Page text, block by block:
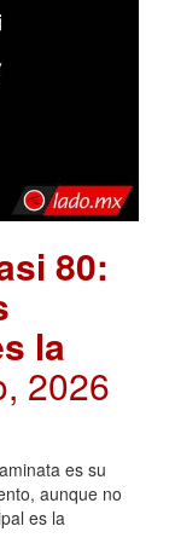
80:
la
2026
es su
aunque no
es la